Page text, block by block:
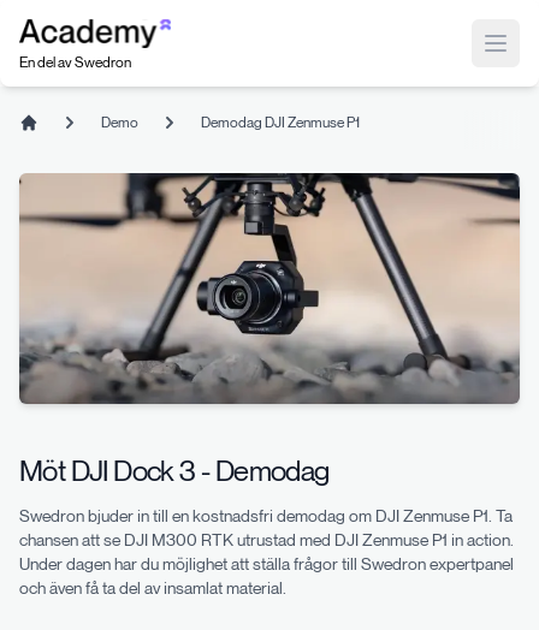
Index
En del av Swedron
Demo Demodag DJI Zenmuse P1
Möt DJI Dock 3 - Demodag
Swedron bjuder in till en kostnadsfri demodag om DJI Zenmuse P1. Ta
chansen att se DJI M300 RTK utrustad med DJI Zenmuse P1 in action.
Under dagen har du möjlighet att ställa frågor till Swedron expertpanel
och även få ta del av insamlat material.